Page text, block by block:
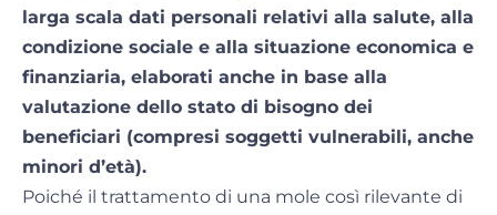
larga scala dati personali relativi alla salute, alla
condizione sociale e alla situazione economica e
finanziaria, elaborati anche in base alla
valutazione dello stato di bisogno dei
beneficiari (compresi soggetti vulnerabili, anche
minori d’età).
Poiché il trattamento di una mole così rilevante di